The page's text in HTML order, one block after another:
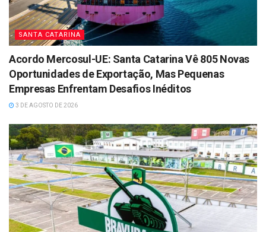
SANTA CATARINA
Acordo Mercosul-UE: Santa Catarina Vê 805 Novas
Oportunidades de Exportação, Mas Pequenas
Empresas Enfrentam Desafios Inéditos
3 DE AGOSTO DE 2026